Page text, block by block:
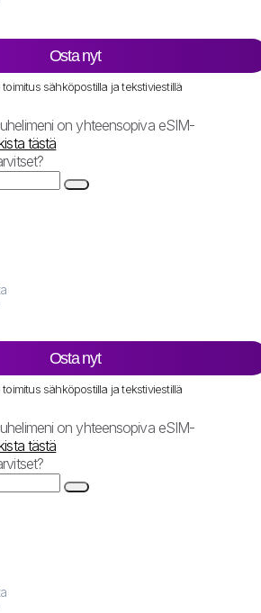
Osta nyt
toimitus sähköpostilla ja tekstiviestillä
on yhteensopiva eSIM-
tästä
Osta nyt
toimitus sähköpostilla ja tekstiviestillä
on yhteensopiva eSIM-
tästä